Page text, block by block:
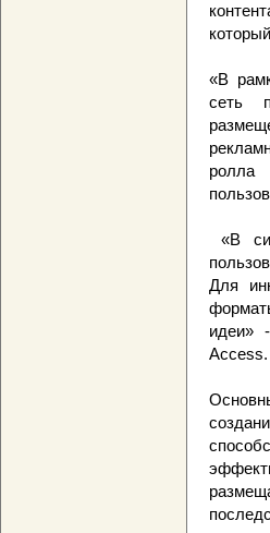
«В
сеть
ролла
«В
Для
идеи»
Access.